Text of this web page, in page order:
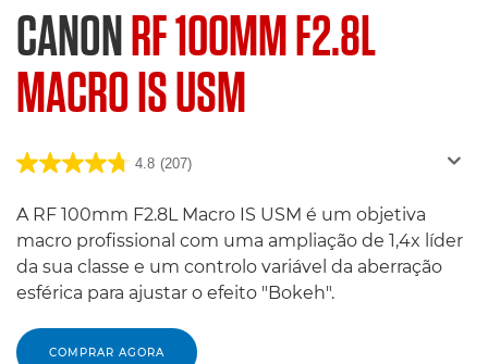
CANONRF 100MM F2.8L
MACRO IS USM
4.8 (207)
A RF 100mm F2.8L Macro IS USM é um objetiva
macro profissional com uma ampliação de 1,4x líder
da sua classe e um controlo variável da aberração
esférica para ajustar o efeito "Bokeh".
COMPRAR AGORA